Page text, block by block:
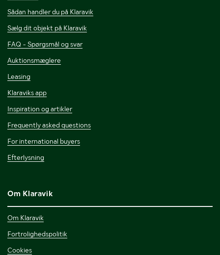
Sådan handler du på Klaravik
Sælg dit objekt på Klaravik
FAQ - Spørgsmål og svar
Auktionsmæglere
Leasing
Klaraviks app
Inspiration og artikler
Frequently asked questions
For international buyers
Efterlysning
Om Klaravik
Om Klaravik
Fortrolighedspolitik
Cookies